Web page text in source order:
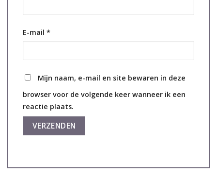
E-mail *
Mijn naam, e-mail en site bewaren in deze
browser voor de volgende keer wanneer ik een
reactie plaats.